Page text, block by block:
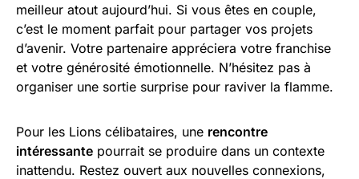
meilleur atout aujourd’hui. Si vous êtes en couple,
c’est le moment parfait pour partager vos projets
d’avenir. Votre partenaire appréciera votre franchise
et votre générosité émotionnelle. N’hésitez pas à
organiser une sortie surprise pour raviver la flamme.
Pour les Lions célibataires, une rencontre
intéressante pourrait se produire dans un contexte
inattendu. Restez ouvert aux nouvelles connexions,